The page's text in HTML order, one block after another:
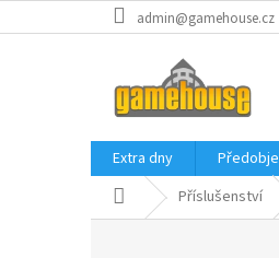
na
admin@gamehouse.cz
Extra dny
Domů Příslušenství